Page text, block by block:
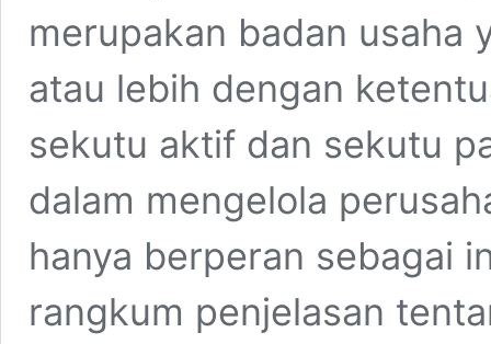
merupakan badan usaha
atau lebih dengan
sekutu aktif dan sekutu
dalam mengelola
hanya berperan sebagai
rangkum penjelasan